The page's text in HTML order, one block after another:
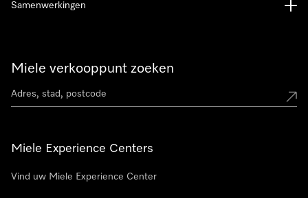
Miele verkooppunt zoeken
Miele Experience Centers
Vind uw Miele Experience Center
Samenwerkingen